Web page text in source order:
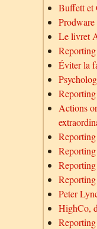
Buffett et
Prodware
Le livret
Éviter la
Actions
Peter
HighCo,